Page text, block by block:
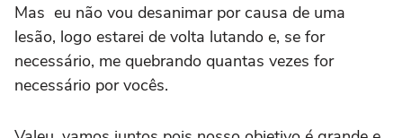
Mas eu não vou desanimar por causa de uma
lesão, logo estarei de volta lutando e, se for
necessário, me quebrando quantas vezes for
necessário por vocês.